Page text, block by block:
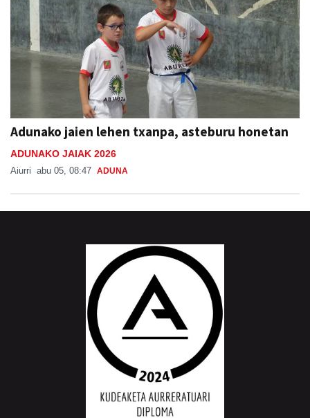
Adunako jaien lehen txanpa, asteburu honetan
ADUNAKO JAIAK 2026
Aiurri abu 05, 08:47 ADUNA